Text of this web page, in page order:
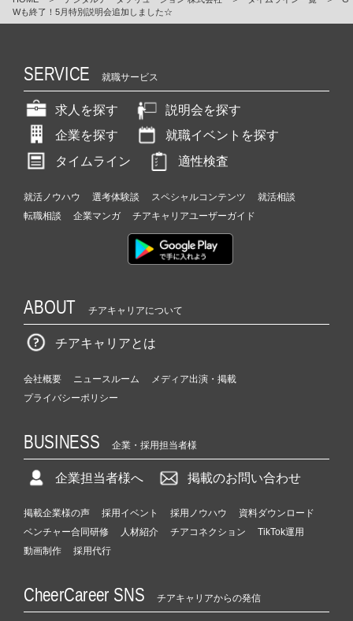
Wも終了！5月特別説明会追加しました☆
SERVICE 就職サービス
求人を探す
説明会を探す
企業を探す
就職イベントを探す
タイムライン
適性検査
就活ノウハウ 選考体験談 スペシャルコンテンツ
就活相談
転職相談
企業マンガ チアキャリアユーザーガイド
ABOUT チアキャリアについて
チアキャリアとは
会社概要 ニュースルーム
メディア出演・掲載
プライバシーポリシー
BUSINESS 企業・採用担当者様
企業担当者様へ 掲載のお問い合わせ
掲載企業様の声 採用イベント 採用ノウハウ
資料ダウンロード
ベンチャー合同研修
人材紹介 チアコネクション
TikTok運用
動画制作
採用代行
CheerCareer SNS チアキャリアからの発信